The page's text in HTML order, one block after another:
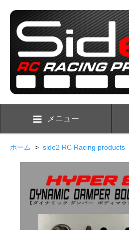
メニュー
ホーム > side2 RC Racing products